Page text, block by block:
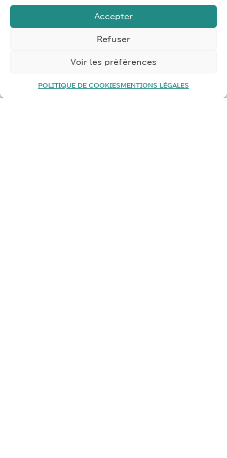
Accepter
Refuser
Voir les préférences
POLITIQUE DE COOKIESMENTIONS LÉGALES